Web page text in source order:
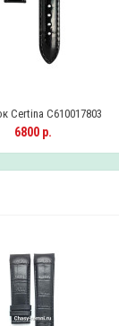
Certina C610017803
6800 р.